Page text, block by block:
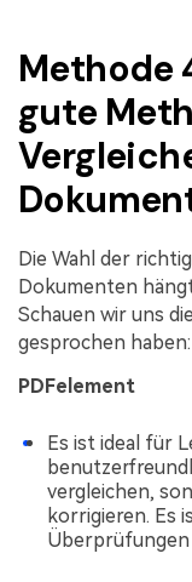
Methode
gute
Die Wahl der
Dokumenten
Schauen wir uns
gesprochen haben:
PDFelement
Es ist ideal für
vergleichen,
korrigieren. Es
Überprüfungen